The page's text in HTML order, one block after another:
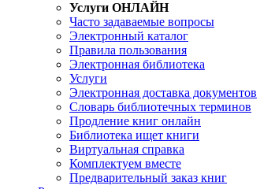
Услуги ОНЛАЙН
Часто задаваемые вопросы
Электронный каталог
Правила пользования
Электронная библиотека
Услуги
Электронная доставка документов
Словарь библиотечных терминов
Продление книг онлайн
Библиотека ищет книги
Виртуальная справка
Комплектуем вместе
Предварительный заказ книг